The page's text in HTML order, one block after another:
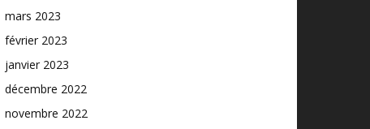
mars 2023
février 2023
janvier 2023
décembre 2022
novembre 2022